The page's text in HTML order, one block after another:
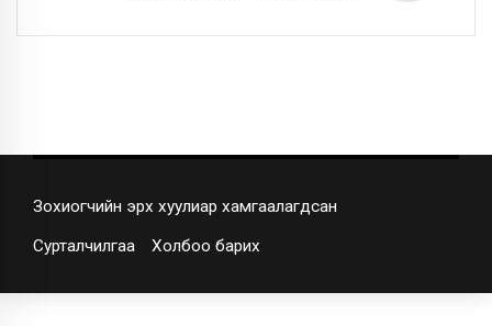
Зохиогчийн эрх хуулиар хамгаалагдсан
Сурталчилгаа Холбоо барих